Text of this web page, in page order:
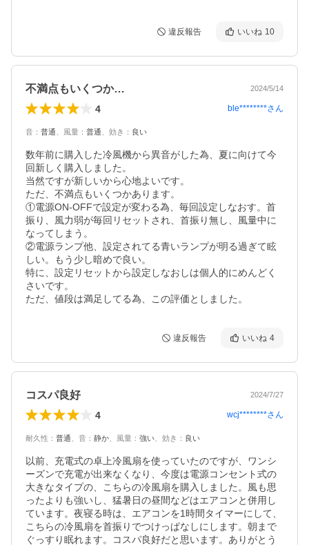
違反報告 いいね 10
不満点もいくつか… 2024/5/14
4 ble********さん
音 ： 普通 風量 ： 普通 効き ： 良い
数年前に購入した冷風機から異音がした為、夏に向けて今
回新しく購入しました。
当然ですが新しいから心地よいです。
ただ、不満点もいくつかあります。
①電源ON-OFFで設定が変わる為、毎回設定しなおす。首
振り、風力弱が毎回リセットされ、首振り無し、風量中に
なってしまう。
②電源ランプ他、設定されてる青いランプが明る過ぎて眩
しい。もう少し暗めで良い。
特に、設定リセットから設定しなおしは個人的にめんどく
さいです。
ただ、値段は満足してる為、この評価としました。
違反報告 いいね 4
コスパ良好 2024/7/27
4 wcj********さん
耐久性 ： 普通 音 ： 静か 風量 ： 強い 効き ： 良い
以前、充電式の卓上冷風扇を使っていたのですが、ワンシ
ーズンで充電が出来なくなり、今度は電源コンセント式の
大きなタイプの、こちらの冷風扇を購入しました。風も思
ったよりも強いし、猛暑日の昼間などはエアコンと併用し
ています。夜寝る時は、エアコンを1時間タイマーにして、
こちらの冷風扇を首振りでつけっぱなしにします。朝まで
ぐっすり眠れます。コスパ良好だと思います。ありがとう